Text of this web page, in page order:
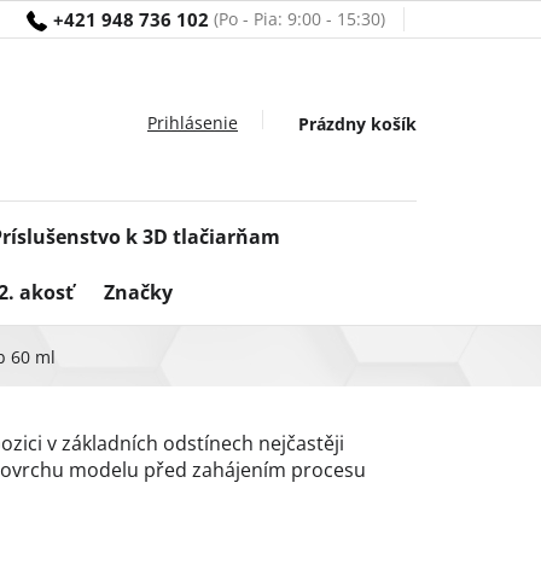
+421 948 736 102
Nákupný
Prázdny košík
k 3D tlačiarňam
akosť Značky
60 ml
v základních odstínech nejčastěji
modelu před zahájením procesu